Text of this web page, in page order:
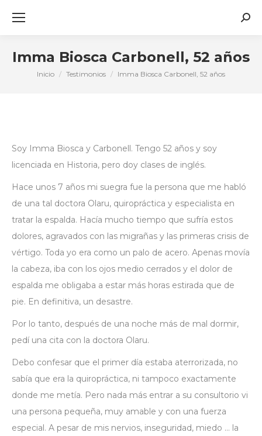
Imma Biosca Carbonell, 52 años
Estás aquí:
Inicio Testimonios Imma Biosca Carbonell, 52 años
Soy Imma Biosca y Carbonell. Tengo 52 años y soy
licenciada en Historia, pero doy clases de inglés.
Hace unos 7 años mi suegra fue la persona que me habló
de una tal doctora Olaru, quiropráctica y especialista en
tratar la espalda. Hacía mucho tiempo que sufría estos
dolores, agravados con las migrañas y las primeras crisis de
vértigo. Toda yo era como un palo de acero. Apenas movía
la cabeza, iba con los ojos medio cerrados y el dolor de
espalda me obligaba a estar más horas estirada que de
pie. En definitiva, un desastre.
Por lo tanto, después de una noche más de mal dormir,
pedí una cita con la doctora Olaru.
Debo confesar que el primer día estaba aterrorizada, no
sabía que era la quiropráctica, ni tampoco exactamente
donde me metía. Pero nada más entrar a su consultorio vi
una persona pequeña, muy amable y con una fuerza
especial. A pesar de mis nervios, inseguridad, miedo … la